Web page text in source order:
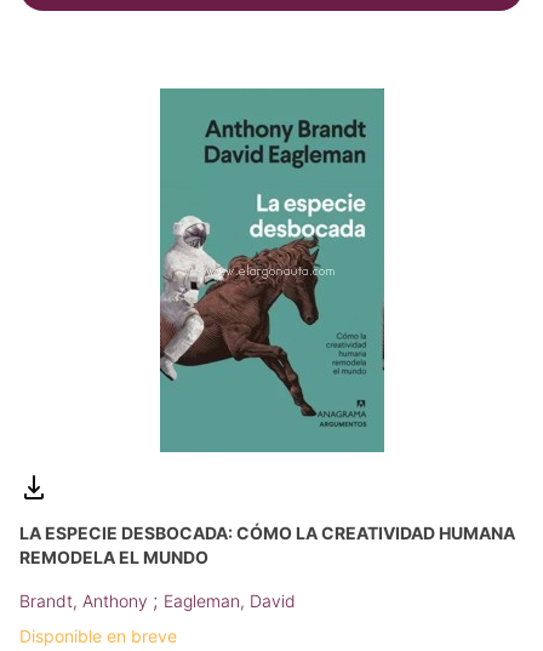
LA ESPECIE DESBOCADA: CÓMO LA CREATIVIDAD HUMANA
REMODELA EL MUNDO
Brandt, Anthony ; Eagleman, David
Disponible en breve